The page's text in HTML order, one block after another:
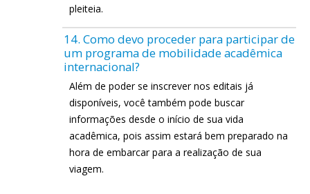
pleiteia.
14. Como devo proceder para participar de
um programa de mobilidade acadêmica
internacional?
Além de poder se inscrever nos editais já
disponíveis, você também pode buscar
informações desde o início de sua vida
acadêmica, pois assim estará bem preparado na
hora de embarcar para a realização de sua
viagem.